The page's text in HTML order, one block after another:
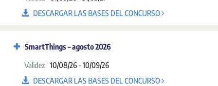
DESCARGAR LAS BASES DEL CONCURSO
SmartThings – agosto 2026
Validez 10/08/26 - 10/09/26
DESCARGAR LAS BASES DEL CONCURSO